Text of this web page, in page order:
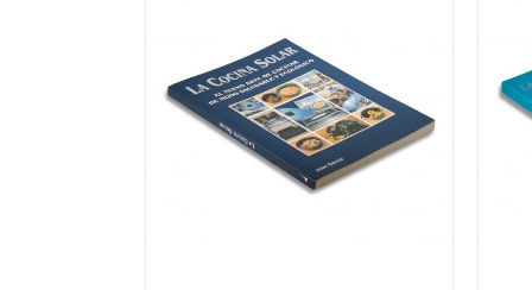
AÑADIR AL CARRITO
/
DETALLES